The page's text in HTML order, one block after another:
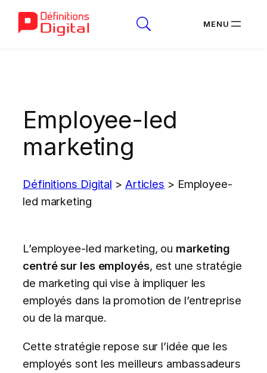
Employee-led
marketing
Définitions Digital > Articles > Employee-
led marketing
L’employee-led marketing, ou marketing
centré sur les employés, est une stratégie
de marketing qui vise à impliquer les
employés dans la promotion de l’entreprise
ou de la marque.
Cette stratégie repose sur l’idée que les
employés sont les meilleurs ambassadeurs